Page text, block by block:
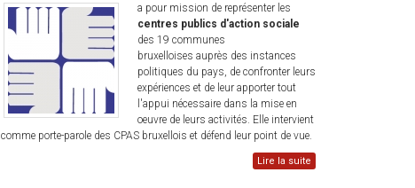
a pour mission de représenter les
centres publics d'action sociale
des 19 communes
bruxelloises auprès des instances
politiques du pays, de confronter leurs
expériences et de leur apporter tout
l'appui nécessaire dans la mise en
oeuvre de leurs activités. Elle intervient
comme porte-parole des CPAS bruxellois et défend leur point de vue.
Lire la suite